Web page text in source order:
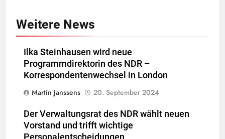
Weitere News
Ilka Steinhausen wird neue
Programmdirektorin des NDR –
Korrespondentenwechsel in London
Martin Janssens
20. September 2024
Der Verwaltungsrat des NDR wählt neuen
Vorstand und trifft wichtige